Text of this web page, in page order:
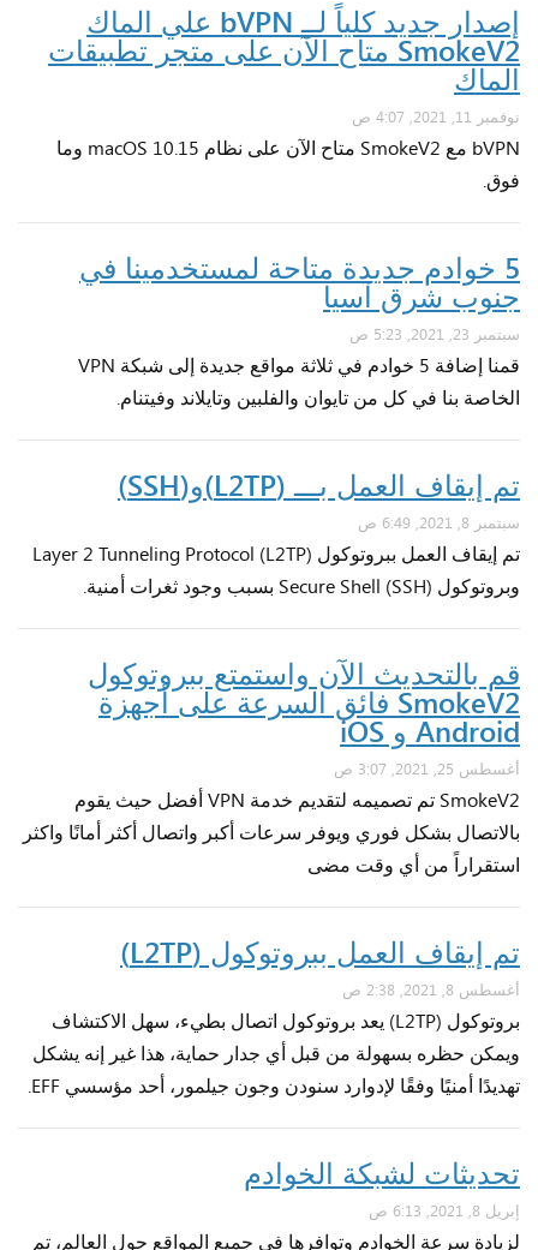
إصدار جديد كلياً لــ bVPN علي الماك
SmokeV2 متاح الآن على متجر تطبيقات
الماك
نوفمبر 11, 2021, 4:07 ص
bVPN مع SmokeV2 متاح الآن على نظام macOS 10.15 وما
فوق.
5 خوادم جديدة متاحة لمستخدمينا في
جنوب شرق آسيا
سبتمبر 23, 2021, 5:23 ص
قمنا إضافة 5 خوادم في ثلاثة مواقع جديدة إلى شبكة VPN
الخاصة بنا في كل من تايوان والفلبين وتايلاند وفيتنام.
تم إيقاف العمل بـــ (L2TP)و(SSH)
سبتمبر 8, 2021, 6:49 ص
تم إيقاف العمل ببروتوكول Layer 2 Tunneling Protocol (L2TP)
وبروتوكول Secure Shell (SSH) بسبب وجود ثغرات أمنية.
قم بالتحديث الآن واستمتع ببروتوكول
SmokeV2 فائق السرعة على أجهزة
Android و iOS
أغسطس 25, 2021, 3:07 ص
SmokeV2 تم تصميمه لتقديم خدمة VPN أفضل حيث يقوم
بالاتصال بشكل فوري ويوفر سرعات أكبر واتصال أكثر أمانًا واكثر
استقراراً من أي وقت مضى
تم إيقاف العمل ببروتوكول (L2TP)
أغسطس 8, 2021, 2:38 ص
بروتوكول (L2TP) يعد بروتوكول اتصال بطيء، سهل الاكتشاف
ويمكن حظره بسهولة من قبل أي جدار حماية، هذا غير إنه يشكل
تهديدًا أمنيًا وفقًا لإدوارد سنودن وجون جيلمور، أحد مؤسسي EFF.
تحديثات لشبكة الخوادم
إبريل 8, 2021, 6:13 ص
لزيادة سرعة الخوادم وتوافرها في جميع المواقع حول العالم، تم